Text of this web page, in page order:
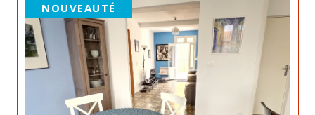
NOUVEAUTÉ